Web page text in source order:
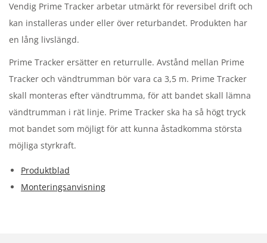
Vendig Prime Tracker arbetar utmärkt för reversibel drift och
kan installeras under eller över returbandet. Produkten har
en lång livslängd.
Prime Tracker ersätter en returrulle. Avstånd mellan Prime
Tracker och vändtrumman bör vara ca 3,5 m. Prime Tracker
skall monteras efter vändtrumma, för att bandet skall lämna
vändtrumman i rät linje. Prime Tracker ska ha så högt tryck
mot bandet som möjligt för att kunna åstadkomma största
möjliga styrkraft.
Produktblad
Monteringsanvisning